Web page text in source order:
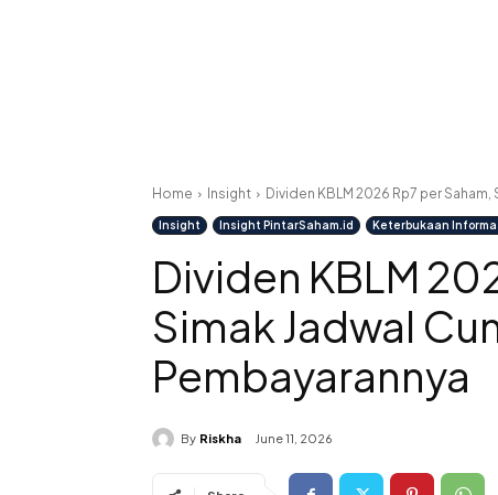
Home Insight Dividen KBLM 2026 Rp7 per
Insight Insight PintarSaham.id Keterbukaan
Dividen KBLM
Simak Jadwal
Pembayarannya
By Riskha June 11, 2026